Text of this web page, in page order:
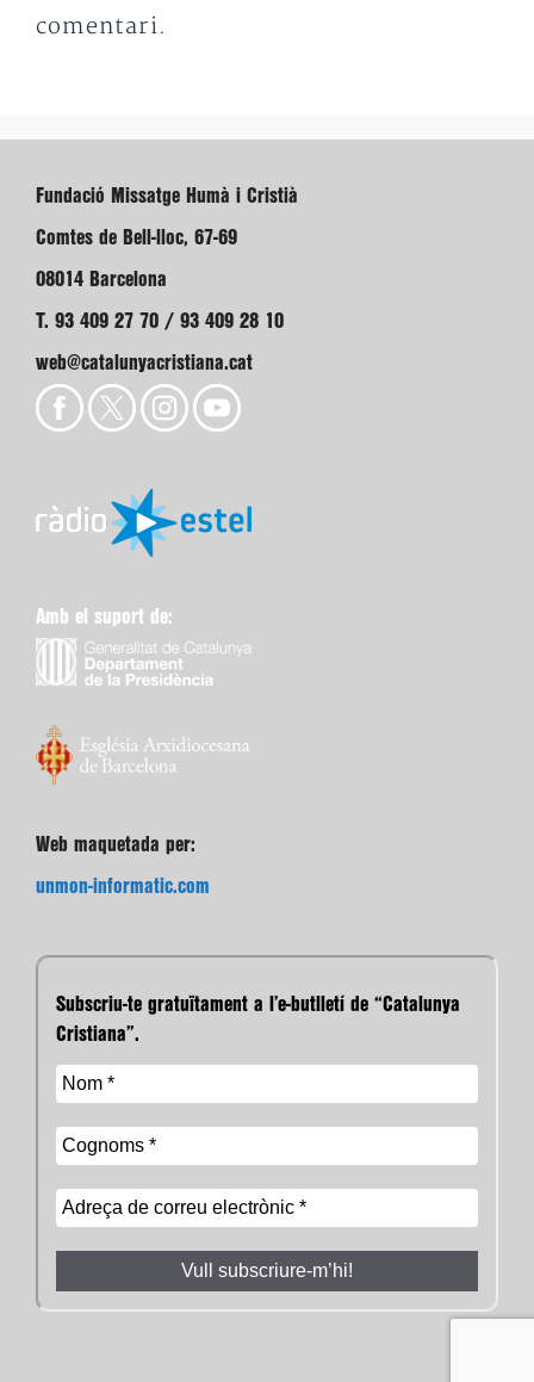
comentari.
Fundació Missatge Humà i Cristià
Comtes de Bell-lloc, 67-69
08014 Barcelona
T. 93 409 27 70 / 93 409 28 10
web@catalunyacristiana.cat
Amb el suport de:
Web maquetada per:
unmon-informatic.com
Subscriu-te gratuïtament a l’e-butlletí de “Catalunya
Cristiana”.